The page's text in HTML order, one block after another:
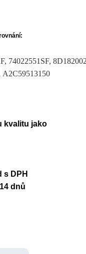
74022551SF,
A2C59513150
kvalitu jako
s DPH
dnů